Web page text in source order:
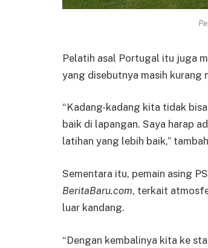
Pelatih asal Portugal itu juga
yang disebutnya masih kurang
“Kadang-kadang kita tidak
baik di lapangan. Saya harap
latihan yang lebih baik,”
Sementara itu, pemain asing
BeritaBaru.com, terkait
luar kandang.
“Dengan kembalinya kita ke